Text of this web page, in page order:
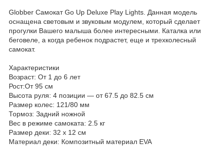
Globber Самокат Go Up Deluxe Play Lights. Данная модель
оснащена световым и звуковым модулем, который сделает
прогулки Вашего малыша более интересными. Каталка или
беговеле, а когда ребенок подрастет, еще и трехколесный
самокат.
Характеристики
Возраст: От 1 до 6 лет
Рост:От 95 см
Высота руля: 4 позиции — от 67.5 до 82.5 см
Размер колес: 121/80 мм
Тормоз: Задний ножной
Вес в режиме самоката: 2.5 кг
Размер деки: 32 х 12 см
Материал деки: Композитный материал EVA